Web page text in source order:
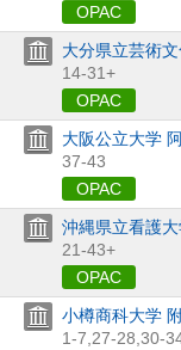
OPAC
大分県立芸術
14-31+
OPAC
大阪公立大学
37-43
OPAC
沖縄県立看護
21-43+
OPAC
小樽商科大学
1-7, 27-28, 30-